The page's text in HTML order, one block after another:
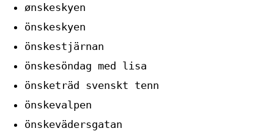
ønskeskyen
önskeskyen
önskestjärnan
önskesöndag med lisa
önsketräd svenskt tenn
önskevalpen
önskevädersgatan